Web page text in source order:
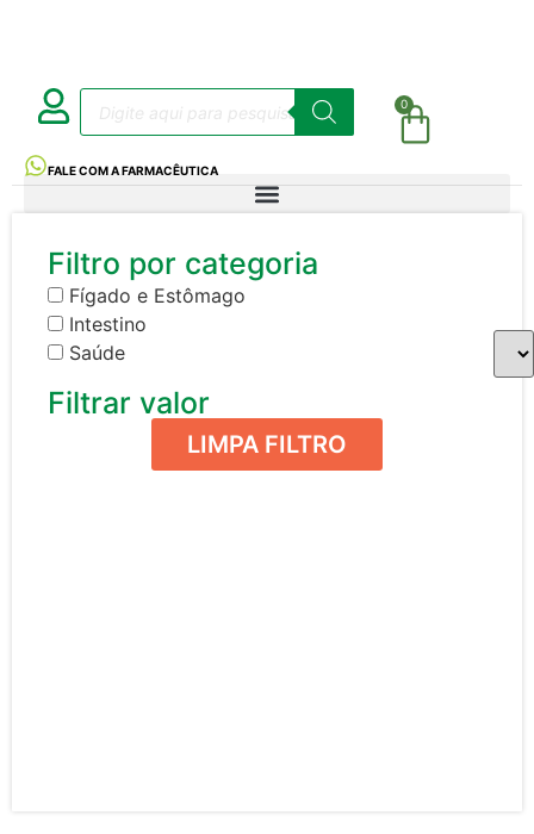
0
FALE COM A FARMACÊUTICA
Filtro por categoria
Fígado e Estômago
Intestino
Saúde
Filtrar valor
LIMPA FILTRO